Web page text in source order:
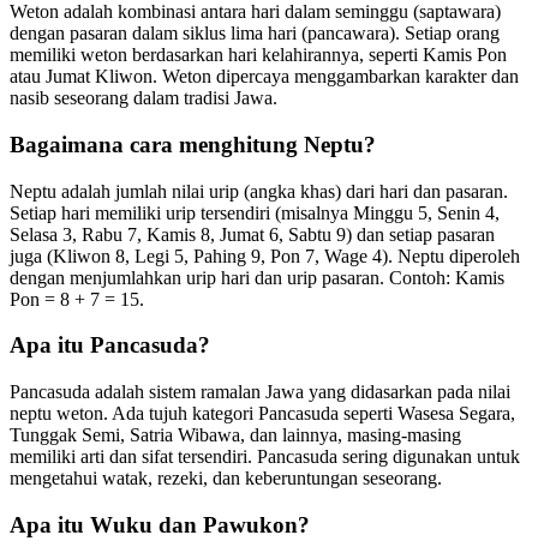
Weton adalah kombinasi antara hari dalam seminggu (saptawara)
dengan pasaran dalam siklus lima hari (pancawara). Setiap orang
memiliki weton berdasarkan hari kelahirannya, seperti Kamis Pon
atau Jumat Kliwon. Weton dipercaya menggambarkan karakter dan
nasib seseorang dalam tradisi Jawa.
Bagaimana cara menghitung Neptu?
Neptu adalah jumlah nilai urip (angka khas) dari hari dan pasaran.
Setiap hari memiliki urip tersendiri (misalnya Minggu 5, Senin 4,
Selasa 3, Rabu 7, Kamis 8, Jumat 6, Sabtu 9) dan setiap pasaran
juga (Kliwon 8, Legi 5, Pahing 9, Pon 7, Wage 4). Neptu diperoleh
dengan menjumlahkan urip hari dan urip pasaran. Contoh: Kamis
Pon = 8 + 7 = 15.
Apa itu Pancasuda?
Pancasuda adalah sistem ramalan Jawa yang didasarkan pada nilai
neptu weton. Ada tujuh kategori Pancasuda seperti Wasesa Segara,
Tunggak Semi, Satria Wibawa, dan lainnya, masing-masing
memiliki arti dan sifat tersendiri. Pancasuda sering digunakan untuk
mengetahui watak, rezeki, dan keberuntungan seseorang.
Apa itu Wuku dan Pawukon?